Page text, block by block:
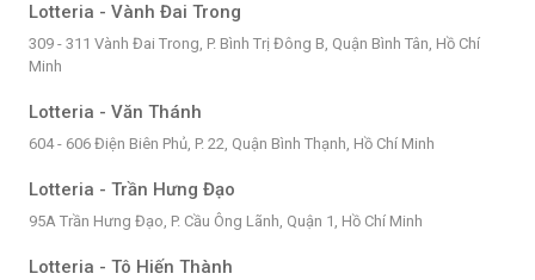
Lotteria - Vành Đai Trong
309 - 311 Vành Đai Trong, P. Bình Trị Đông B, Quận Bình Tân, Hồ Chí
Minh
Lotteria - Văn Thánh
604 - 606 Điện Biên Phủ, P. 22, Quận Bình Thạnh, Hồ Chí Minh
Lotteria - Trần Hưng Đạo
95A Trần Hưng Đạo, P. Cầu Ông Lãnh, Quận 1, Hồ Chí Minh
Lotteria - Tô Hiến Thành